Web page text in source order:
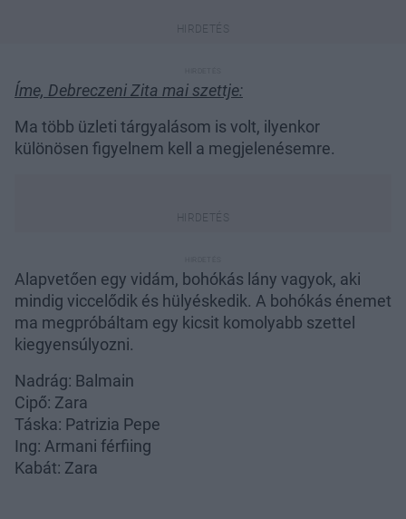
Íme, Debreczeni Zita mai szettje:
Ma több üzleti tárgyalásom is volt, ilyenkor
különösen figyelnem kell a megjelenésemre.
Alapvetően egy vidám, bohókás lány vagyok, aki
mindig viccelődik és hülyéskedik. A bohókás énemet
ma megpróbáltam egy kicsit komolyabb szettel
kiegyensúlyozni.
Nadrág: Balmain
Cipő: Zara
Táska: Patrizia Pepe
Ing: Armani férfiing
Kabát: Zara